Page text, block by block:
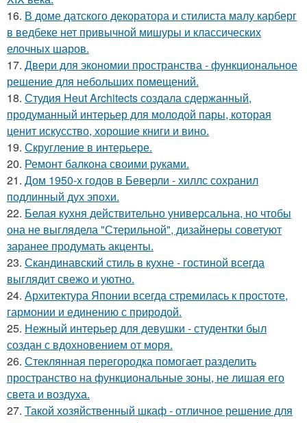
16. В доме датского декоратора и стилиста малу карберг
в ведбеке нет привычной мишуры и классических
елочных шаров.
17. Двери для экономии пространства - функциональное
решение для небольших помещений.
18. Студия Heut Architects создала сдержанный,
продуманный интерьер для молодой пары, которая
ценит искусство, хорошие книги и вино.
19. Скругление в интерьере.
20. Ремонт балкона своими руками.
21. Дом 1950-х годов в Беверли - хиллс сохранил
подлинный дух эпохи.
22. Белая кухня действительно универсальна, но чтобы
она не выглядела "Стерильной", дизайнеры советуют
заранее продумать акценты.
23. Скандинавский стиль в кухне - гостиной всегда
выглядит свежо и уютно.
24. Архитектура Японии всегда стремилась к простоте,
гармонии и единению с природой.
25. Нежный интерьер для девушки - студентки был
создан с вдохновением от моря.
26. Стеклянная перегородка помогает разделить
пространство на функциональные зоны, не лишая его
света и воздуха.
27. Такой хозяйственный шкаф - отличное решение для